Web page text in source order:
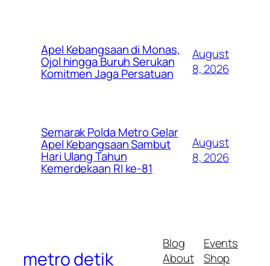
Apel Kebangsaan di Monas,
Ojol hingga Buruh Serukan
Komitmen Jaga Persatuan
August
8, 2026
Semarak Polda Metro Gelar
Apel Kebangsaan Sambut
Hari Ulang Tahun
Kemerdekaan RI ke-81
August
8, 2026
metro detik
Blog
About
Events
Shop